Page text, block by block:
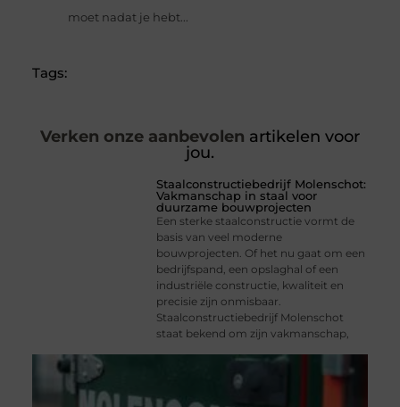
moet nadat je hebt...
Tags:
Verken onze aanbevolen artikelen voor
jou.
Staalconstructiebedrijf Molenschot:
Vakmanschap in staal voor
duurzame bouwprojecten
Een sterke staalconstructie vormt de
basis van veel moderne
bouwprojecten. Of het nu gaat om een
bedrijfspand, een opslaghal of een
industriële constructie, kwaliteit en
precisie zijn onmisbaar.
Staalconstructiebedrijf Molenschot
staat bekend om zijn vakmanschap,